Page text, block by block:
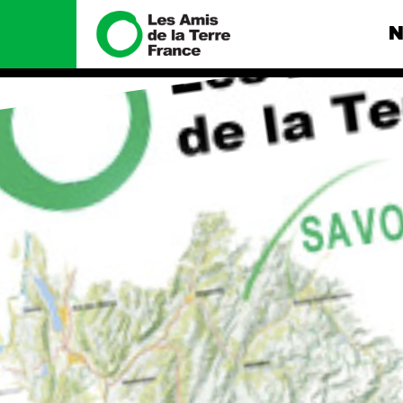
Nous connaître
Histoire
Manifeste
Missions et méthodes
Équipes et
fonctionnement
Le réseau dans le monde
Nos alliés
Je soutiens les Amis de la
Terre
Nos
Total, rendez-
tribunal
Gaz « naturel
enfumage
Mode : une
destructrice
Gaz au
violence
Nos autres